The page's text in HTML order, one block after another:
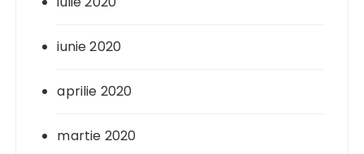
iunie 2020
aprilie 2020
martie 2020